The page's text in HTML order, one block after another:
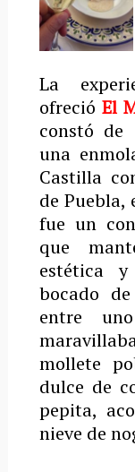
La
ofreció El
constó
una
Castilla
de Puebla,
fue un
que
estética y
bocado
entre
mollete
dulce de
pepita,
nieve de